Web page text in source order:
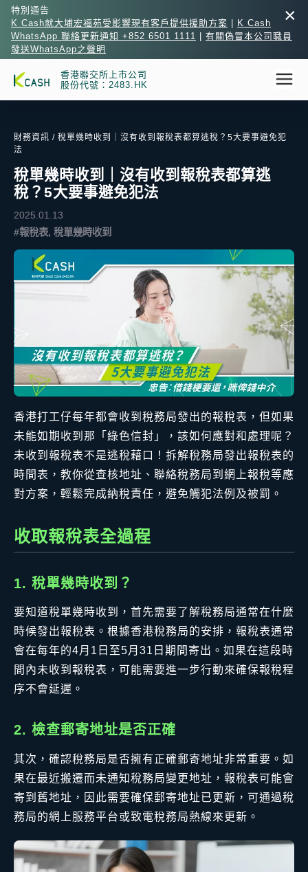
×
特別通告
K Cash就大埔宏福苑受影響現有客戶提供援助方案
K Cash
WhatsApp 聯絡更新通知 +852 6501 1111
有關偽冒本公司職員
發送WhatsApp之聲明
香港聯交所上市公司
股份代號：2483.HK
財務資訊 / 稅單幾時收到｜沒有收到報稅表都算逃稅？5大要事避免犯
法
稅單幾時收到｜沒有收到報稅表都算逃
稅？5大要事避免犯法
2025.01.13
#報稅表, 稅單幾時收到
香港打工仔每年都會收到稅務局發出的報稅表，但如果
未能如期收到那「綠色信封」，該如何應對和處理呢？
未收到報稅表不是逃稅藉口！拆解稅務局發出報稅表的
時間表，教你從查核地址、聯絡稅務局到網上報稅等應
對方案，輕鬆完成納稅責任，避免觸犯法例及被罰。
收取報稅表全過程
1. 稅單幾時收到？
要知道稅單幾時收到，首先需要了解稅務局通常在什麼
時候發出報稅表。根據香港稅務局的安排，報稅表通常
會在每年的4月1日至5月31日期間寄出。如果在這段時
間內未收到報稅表，可能需要進一步行動來確保報稅程
序不會延遲。
2. 檢查郵寄地址是否正確
其次，確認稅務局是否擁有正確郵寄地址非常重要。如
果在最近搬遷而未通知稅務局變更地址，報稅表可能會
寄到舊地址，因此需要確保郵寄地址已更新，可通過稅
務局的網上服務平台或致電稅務局熱線來更新。